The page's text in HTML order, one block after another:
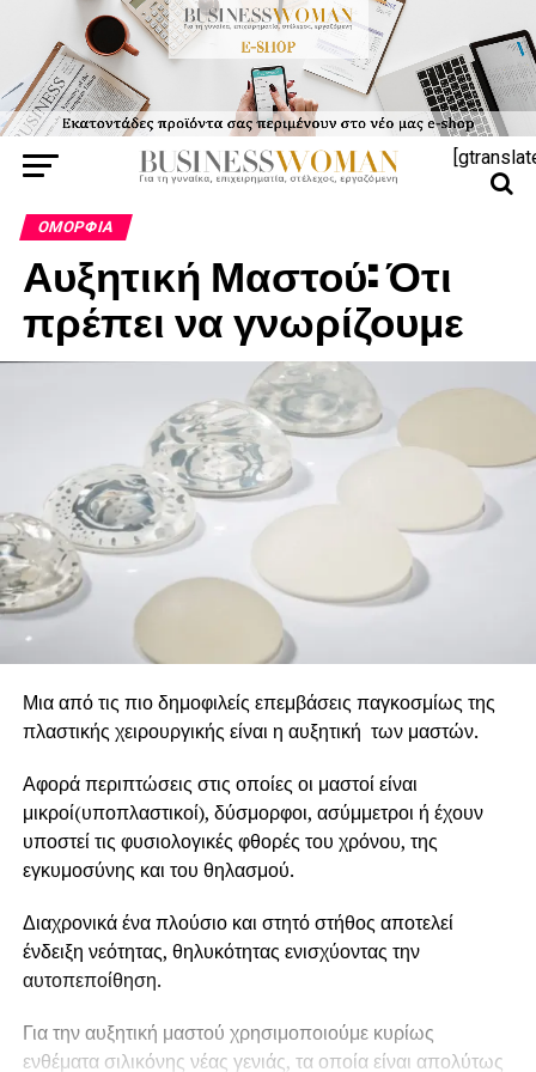
ΟΜΟΡΦΙΆ
Αυξητική Μαστού: Ότι
πρέπει να γνωρίζουμε
Μια από τις πιο δημοφιλείς επεμβάσεις παγκοσμίως της
πλαστικής χειρουργικής είναι η αυξητική των μαστών.
Αφορά περιπτώσεις στις οποίες οι μαστοί είναι
μικροί(υποπλαστικοί), δύσμορφοι, ασύμμετροι ή έχουν
υποστεί τις φυσιολογικές φθορές του χρόνου, της
εγκυμοσύνης και του θηλασμού.
Διαχρονικά ένα πλούσιο και στητό στήθος αποτελεί
ένδειξη νεότητας, θηλυκότητας ενισχύοντας την
αυτοπεποίθηση.
Για την αυξητική μαστού χρησιμοποιούμε κυρίως
ενθέματα σιλικόνης νέας γενιάς, τα οποία είναι απολύτως